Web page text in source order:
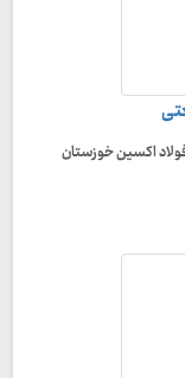
اکسین خوزستان